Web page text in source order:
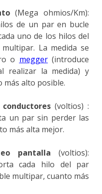
(Mega ohmios/Km):
de un par en bucle
uno de los hilos del
La medida se
o megger(introduce
realizar la medida) y
más alto posible.
(voltios) :
un par sin perder las
más alta mejor.
pantalla (voltios):
cada hilo del par
multipar, cuanto más